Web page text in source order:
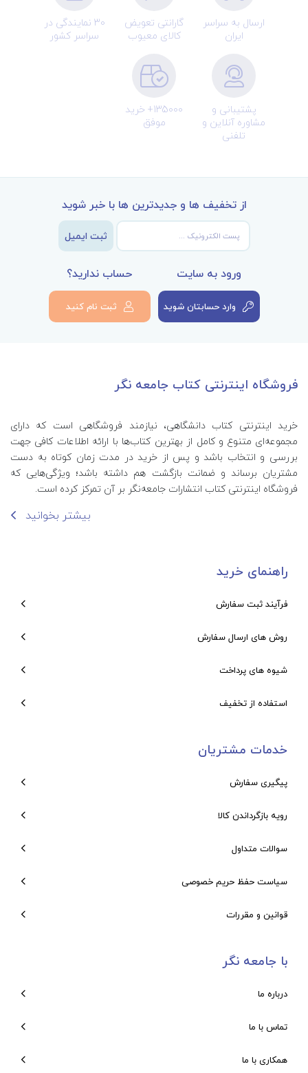
ارسال به سراسر
ایران
گارانتی تعویض
کالای معیوب
30 نمایندگی در
سراسر کشور
پشتیبانی و
مشاوره آنلاین و
تلفنی
135000+ خرید
موفق
از تخفیف ها و جدیدترین ها با خبر شوید
ثبت ایمیل
ورود به سایت
وارد حسابتان شوید
حساب ندارید؟
ثبت نام کنید
فروشگاه اینترنتی کتاب جامعه نگر
خرید اینترنتی کتاب‌ دانشگاهی، نیازمند فروشگاهی است که دارای
مجموعه‌ای متنوع و کامل از بهترین کتاب‌ها با ارائه اطلاعات کافی جهت
بررسی و انتخاب باشد و پس از خرید در مدت زمان کوتاه به دست
مشتریان برساند و ضمانت بازگشت هم داشته باشد؛ ویژگی‌هایی که
فروشگاه اینترنتی کتاب انتشارات جامعه‌نگر بر آن تمرکز کرده است.
بیشتر بخوانید
راهنمای خرید
فرآیند ثبت سفارش
روش های ارسال سفارش
شیوه های پرداخت
استفاده از تخفیف
خدمات مشتریان
پیگیری سفارش
رویه بازگرداندن کالا
سوالات متداول
سیاست حفظ حریم خصوصی
قوانین و مقررات
با جامعه نگر
درباره ما
تماس با ما
همکاری با ما